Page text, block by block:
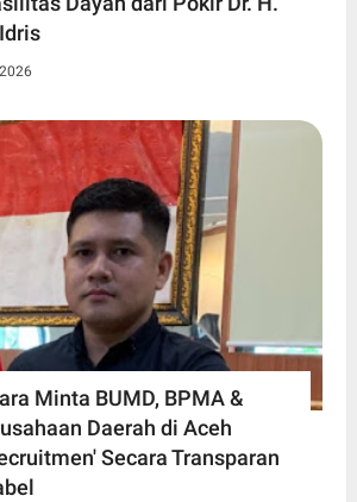
Minta BUMD, BPMA &
Daerah di Aceh
Secara Transparan